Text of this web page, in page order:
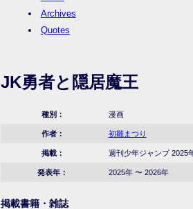
Archives
Quotes
JK勇者と隠居魔王
種別： 漫画
作者： 初雛まつり
掲載： 週刊少年ジャンプ 2025
発表年： 2025年 〜 2026年
掲載書籍・雑誌